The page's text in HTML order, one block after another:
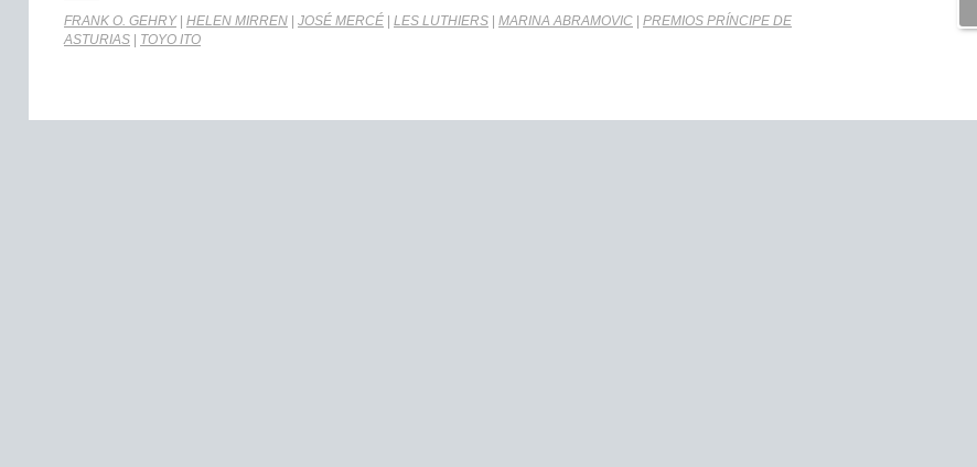
FRANK O. GEHRY| HELEN MIRREN JOSÉ MERCÉ LES LUTHIERS MARINA ABRAMOVIC
PREMIOS PRÍNCIPE DE
ASTURIAS
TOYO ITO